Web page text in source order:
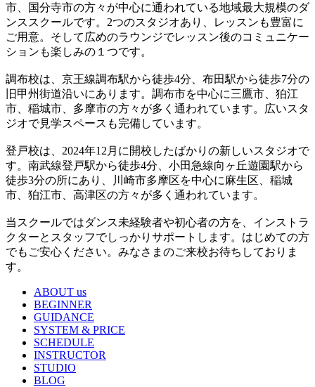
市、国分寺市の方々が中心に通われている地域最大規模のダ
ンススクールです。2つのスタジオあり、レッスンも豊富に
ご用意。そして広めのラウンジでレッスン後のコミュニケー
ションも楽しみの１つです。
調布校は、京王線調布駅から徒歩4分、布田駅から徒歩7分の
旧甲州街道沿いにあります。調布市を中心に三鷹市、狛江
市、稲城市、多摩市の方々が多く通われています。広いスタ
ジオで見学スペースも完備しています。
登戸校は、2024年12月に開校したばかりの新しいスタジオで
す。南武線登戸駅から徒歩4分、小田急線向ヶ丘遊園駅から
徒歩3分の所にあり、川崎市多摩区を中心に麻生区、稲城
市、狛江市、高津区の方々が多く通われています。
当スクールではダンス未経験者や初心者の方を、インストラ
クターとスタッフでしっかりサポートします。はじめての方
でもご安心ください。みなさまのご来校お待ちしておりま
す。
ABOUT us
BEGINNER
GUIDANCE
SYSTEM & PRICE
SCHEDULE
INSTRUCTOR
STUDIO
BLOG